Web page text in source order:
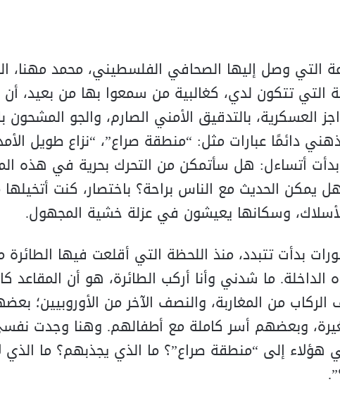
التي وصل إليها الصحافي الفلسطيني، محمد مهنا،
التي تتكون لدي، كغالبية من سمعوا بها من بعيد، أن
العسكرية، بالتدقيق الأمني الصارم، والجو المشحون
دائمًا عبارات مثل: “منطقة صراع”، “نزاع طويل
أتساءل: هل سأتمكن من التحرك بحرية في هذه
يمكن الحديث مع الناس براحة؟ باختصار، كنت
وسكانها يعيشون في عزلة خشية المجهول.
بدأت تتبدد، منذ اللحظة التي أقلعت فيها
الداخلة. ما شدني وأنا أركب الطائرة، هو أن المقاعد
من المغاربة، والنصف الآخر من الأوروبيين؛
وبعضهم أسر كاملة مع أطفالهم. وهنا وجدت
هؤلاء إلى “منطقة صراع”؟ ما الذي يجذبهم؟ ما الذي